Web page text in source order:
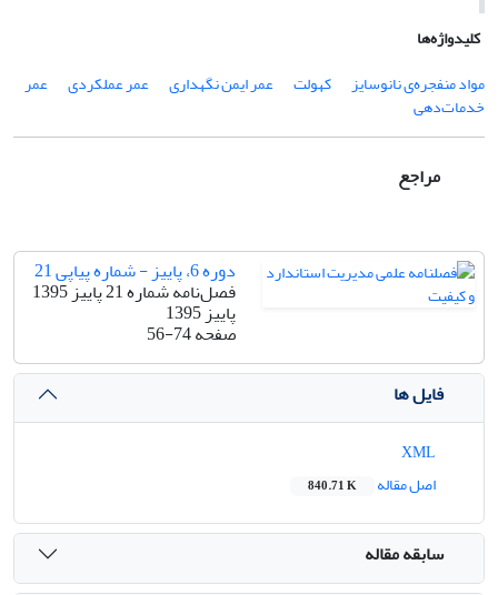
کلیدواژه‌ها
مواد منفجره‌ی نانوسایز
کهولت عمر ایمن نگهداری عمر عملکردی عمر
خدمات‌دهی
مراجع
دوره 6، پاییز - شماره پیاپی 21
فصل‌نامه شماره 21 پاییز 1395
پاییز 1395
صفحه56-74
فایل ها
اصل مقاله
840.71 K
سابقه مقاله